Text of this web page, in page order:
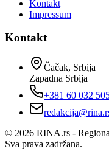
Kontakt
Impressum
Kontakt
Čačak, Srbija
Zapadna Srbija
+381 60 032
© 2026 RINA.rs -
Sva prava zadržana.